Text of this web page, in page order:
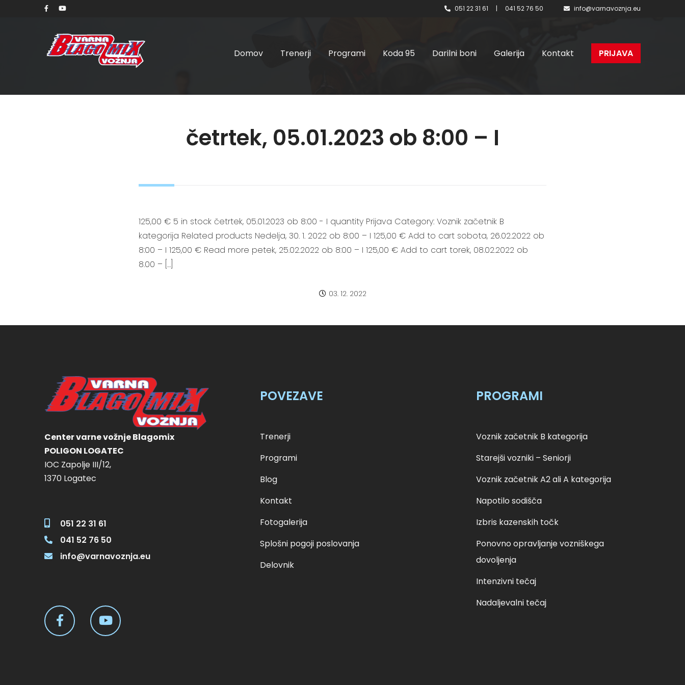
051 22 31 61 | 041 52 76 50 info@varnavoznja.eu
Domov Trenerji Programi Koda 95 Darilni boni Galerija Kontakt PRIJAVA
četrtek, 05.01.2023 ob 8:00 – I
125,00 € 5 in stock četrtek, 05.01.2023 ob 8:00 - I quantity Prijava Category: Voznik začetnik B
kategorija Related products Nedelja, 30. 1. 2022 ob 8:00 – I 125,00 € Add to cart sobota, 26.02.2022 ob
8:00 – I 125,00 € Read more petek, 25.02.2022 ob 8:00 – I 125,00 € Add to cart torek, 08.02.2022 ob
8.00 – […]
03. 12. 2022
Center varne vožnje Blagomix
POLIGON LOGATEC
IOC Zapolje III/12,
1370 Logatec
051 22 31 61
041 52 76 50
info@varnavoznja.eu
POVEZAVE
Trenerji
Programi
Blog
Kontakt
Fotogalerija
Splošni pogoji poslovanja
Delovnik
PROGRAMI
Voznik začetnik B kategorija
Starejši vozniki – Seniorji
Voznik začetnik A2 ali A kategorija
Napotilo sodišča
Izbris kazenskih točk
Ponovno opravljanje vozniškega
dovoljenja
Intenzivni tečaj
Nadaljevalni tečaj